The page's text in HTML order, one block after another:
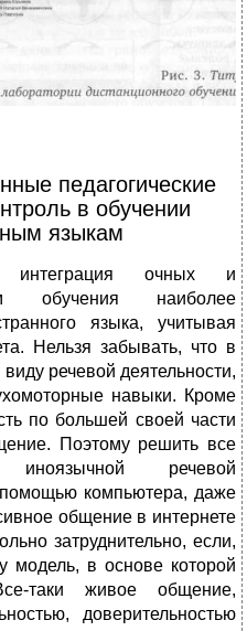
педагогические
в обучении
языкам
интеграция очных и
обучения наиболее
языка, учитывая
Нельзя забывать, что в
речевой дея­тельности,
навыки. Кроме
по большей своей части
Поэтому решить все
речевой
помощью компьютера, даже
общение в интер­нете
затруднительно, если,
модель, в основе которой
таки живое общение,
доверительностью